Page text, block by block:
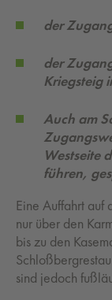
der
der
Kriegsteig
Auch am
Westseite
führen,
Eine Auffahrt auf
nur über den
bis zu den
sind jedoch